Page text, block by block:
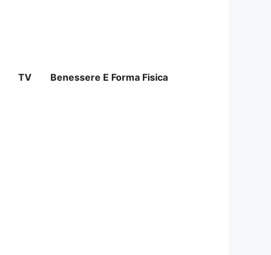
TV Benessere E Forma Fisica